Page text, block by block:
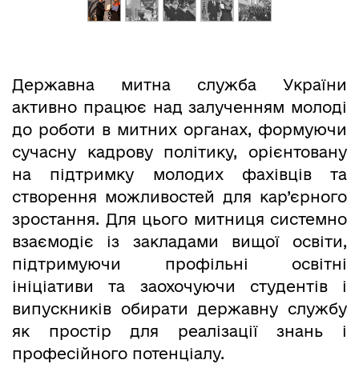
Державна митна служба України
активно працює над залученням молоді
до роботи в митних органах, формуючи
сучасну кадрову політику, орієнтовану
на підтримку молодих фахівців та
створення можливостей для кар’єрного
зростання. Для цього митниця системно
взаємодіє із закладами вищої освіти,
підтримуючи профільні освітні
ініціативи та заохочуючи студентів і
випускників обирати державну службу
як простір для реалізації знань і
професійного потенціалу.